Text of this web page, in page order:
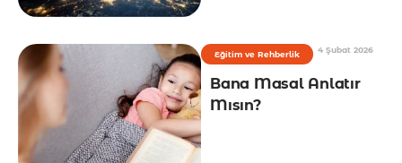
Eğitim ve Rehberlik 4 Şubat 2026
Bana Masal Anlatır
Mısın?